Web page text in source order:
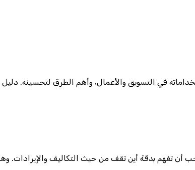
أن تفهم بدقة أين تقف من حيث التكاليف والإيرادات.